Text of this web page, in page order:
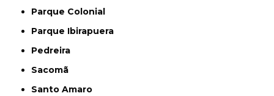
Parque Colonial
Parque Ibirapuera
Pedreira
Sacomã
Santo Amaro